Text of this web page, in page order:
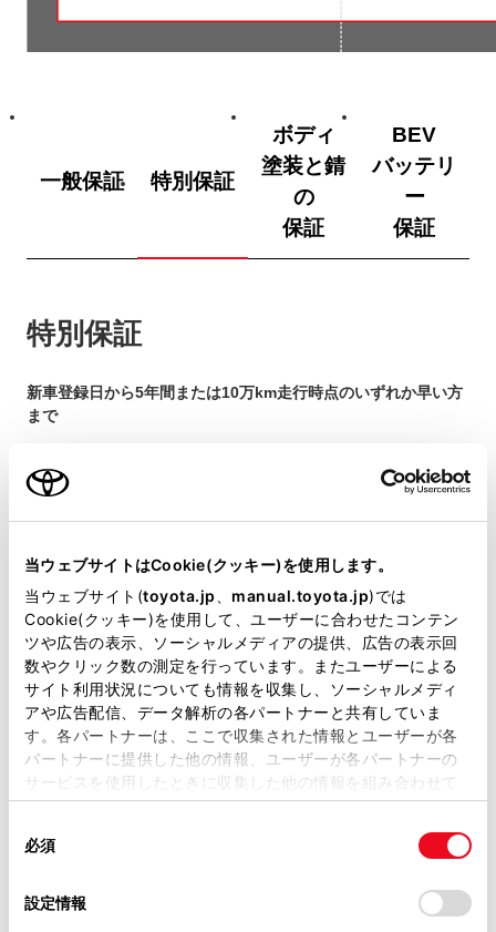
当ウェブサイトはCookie(クッキー)を使用します。
当ウェブサイト(toyota.jp manual.toyota.jp)では
Cookie(クッキー)を使用して、ユーザーに合わせたコンテン
ツや広告の表示、ソーシャルメディアの提供、広告の表示回
数やクリック数の測定を行っています。またユーザーによる
サイト利用状況についても情報を収集し、ソーシャルメディ
アや広告配信、データ解析の各パートナーと共有していま
す。各パートナーは、ここで収集された情報とユーザーが各
パートナーに提供した他の情報、ユーザーが各パートナーの
サービスを使用したときに収集した他の情報を組み合わせて
使用することがあります。当ウェブサイトの使用を続行する
デバイスにすべてのCookie(クッキー)が保存されることに同
意したことになります。Cookie(クッキー)のオプトアウト、
必須
設定情報
一般保証 特別保証
ボディ
塗装と錆
の
保証
BEV
バッテリ
ー
保証
特別保証
新車登録日から5年間または10万km走行時点のいずれか早い方
まで
置など、クルマの走行や安全に関わる重要な部
品については、特別保証として新車登録時から
5年間または10万km走行時点のいずれかの早
い方まで、保証期間内で保証の条件に当てはま
る場合には無料で保証修理を受けられます。
特別保証の対象となる部品（一例）
下記のうち指定された部品となります。